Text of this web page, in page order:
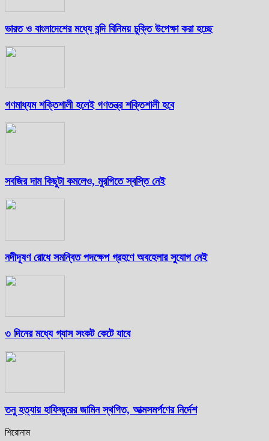
ভারত ও বাংলাদেশের মধ্যে বন্দি বিনিময় চুক্তি উপেক্ষা করা হচ্ছে
গণমাধ্যম শক্তিশালী হলেই গণতন্ত্র শক্তিশালী হবে
সবজির দাম কিছুটা কমলেও, মুরগিতে স্বস্তি নেই
নদীদূষণ রোধে সমন্বিত পদক্ষেপ গ্রহণে অবহেলার সুযোগ নেই
৩ দিনের মধ্যে গ্যাস সংকট কেটে যাবে
তনু হত্যায় হাফিজুরের জামিন স্থগিত, আত্মসমর্পণের নির্দেশ
শিরোনাম